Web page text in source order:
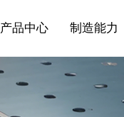
产品中心
制造能力